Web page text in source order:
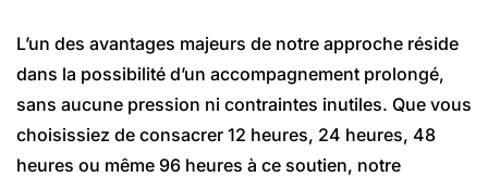
L’un des avantages majeurs de notre approche réside
dans la possibilité d’un accompagnement prolongé,
sans aucune pression ni contraintes inutiles. Que vous
choisissiez de consacrer 12 heures, 24 heures, 48
heures ou même 96 heures à ce soutien, notre